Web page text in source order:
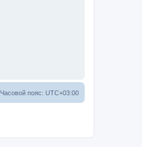
Часовой пояс: UTC+03:00